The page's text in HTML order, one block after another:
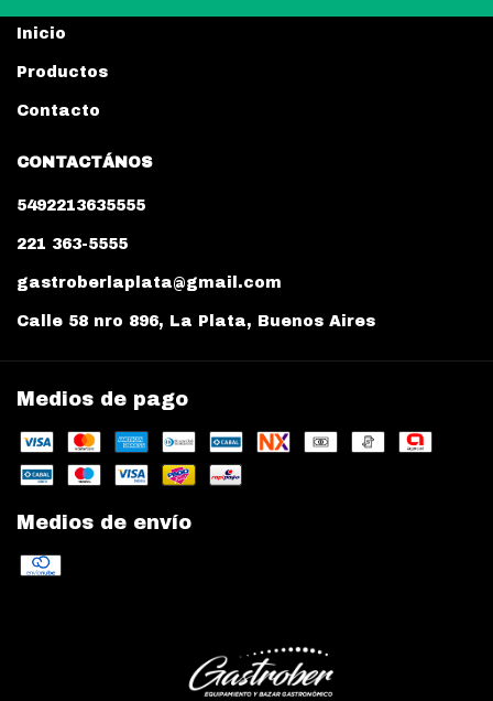
Inicio
Productos
Contacto
CONTACTÁNOS
5492213635555
221 363-5555
gastroberlaplata@gmail.com
Calle 58 nro 896, La Plata, Buenos Aires
Medios de pago
Medios de envío